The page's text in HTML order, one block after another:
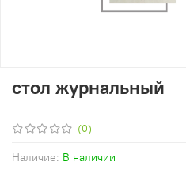
(0)
Наличие: В наличии
стол журнальный